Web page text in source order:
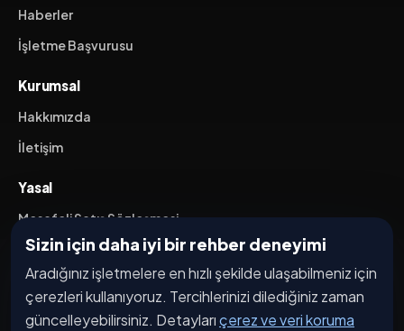
Sizin için daha iyi bir rehber deneyimi
Aradığınız işletmelere en hızlı şekilde ulaşabilmeniz için
çerezleri kullanıyoruz. Tercihlerinizi dilediğiniz zaman
güncelleyebilirsiniz. Detaylarıçerez ve veri koruma
Haberler
İşletme Başvurusu
Kurumsal
Hakkımızda
İletişim
Yasal
Mesafeli Satış Sözleşmesi
İptal / İade Koşulları
Hizmet Şartları
Gizlilik Politikası